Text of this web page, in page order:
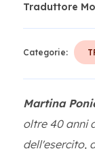
Traduttore
Categorie:
Martina
oltre 40 anni
dell'esercito,